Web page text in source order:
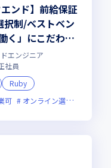
ンド】前給保証
制/ベストベン
く」にこだわり
気で楽しめる環
エンジニア
社員
Ruby
可 オンライン選考可